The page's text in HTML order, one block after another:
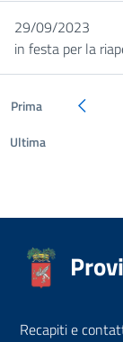
29/09/2023
in festa per la
Prima Pagina
Ultima
Recapiti e